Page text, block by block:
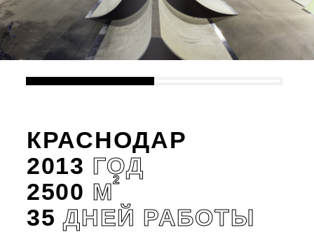
КРАСНОДАР
2013 ГОД
2500 М2
35 ДНЕЙ РАБОТЫ